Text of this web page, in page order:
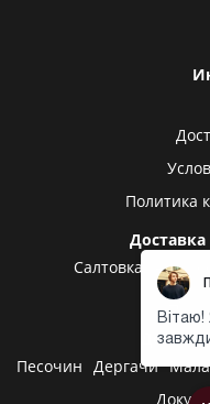
Политика
Салтовка
Песочин Дергачи